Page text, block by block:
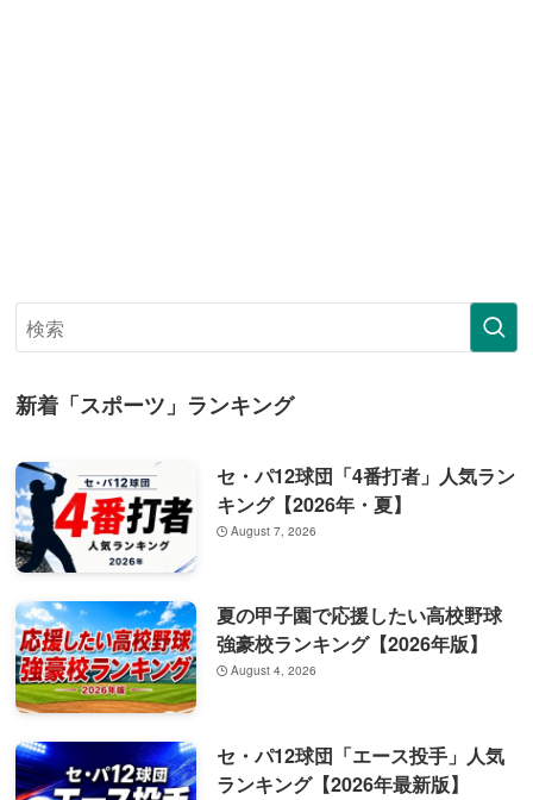
新着「スポーツ」ランキング
セ・パ12球団「4番打者」人気ラン
キング【2026年・夏】
August 7, 2026
夏の甲子園で応援したい高校野球
強豪校ランキング【2026年版】
August 4, 2026
セ・パ12球団「エース投手」人気
ランキング【2026年最新版】